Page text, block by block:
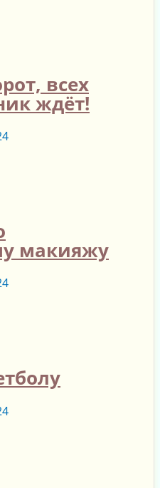
всех
ждёт!
макияжу